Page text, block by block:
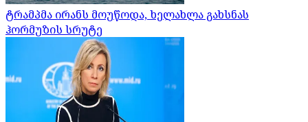
ტრამპმა ირანს მოუწოდა, ხელახლა გახსნას
ჰორმუზის სრუტე